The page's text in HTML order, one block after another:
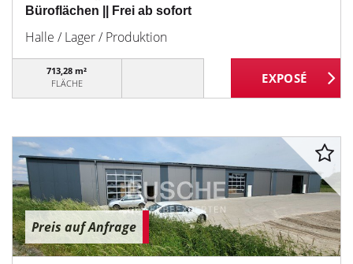
Büroflächen || Frei ab sofort
Halle / Lager / Produktion
713,28 m²
FLÄCHE
Preis auf Anfrage